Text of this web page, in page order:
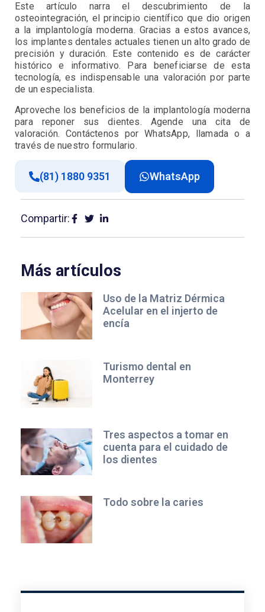
Este artículo narra el descubrimiento de la
osteointegración, el principio científico que dio origen
a la implantología moderna. Gracias a estos avances,
los implantes dentales actuales tienen un alto grado de
precisión y duración. Este contenido es de carácter
histórico e informativo. Para beneficiarse de esta
tecnología, es indispensable una valoración por parte
de un especialista.
Aproveche los beneficios de la implantología moderna
para reponer sus dientes. Agende una cita de
valoración. Contáctenos por WhatsApp, llamada o a
través de nuestro formulario.
(81) 1880 9351 WhatsApp
Compartir:
Más artículos
Uso de la Matriz Dérmica
Acelular en el injerto de
encía
Turismo dental en
Monterrey
Tres aspectos a tomar en
cuenta para el cuidado de
los dientes
Todo sobre la caries